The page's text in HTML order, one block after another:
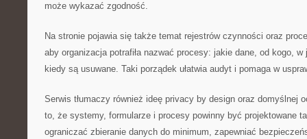
może wykazać zgodność.
Na stronie pojawia się także temat rejestrów czynności oraz
aby organizacja potrafiła nazwać procesy: jakie dane, od kogo,
kiedy są usuwane. Taki porządek ułatwia audyt i pomaga w
Serwis tłumaczy również ideę privacy by design oraz domyślnej
to, że systemy, formularze i procesy powinny być projektowane
ograniczać zbieranie danych do minimum, zapewniać